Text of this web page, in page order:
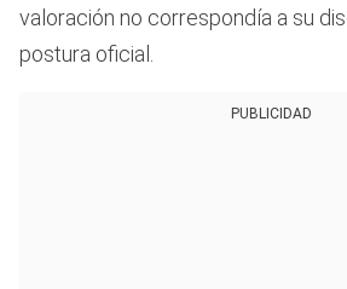
valoración no correspondía a su
postura oficial.
PUBLICIDAD